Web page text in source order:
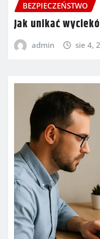
BEZPIECZEŃSTWO
Jak unikać
admin sie 4,